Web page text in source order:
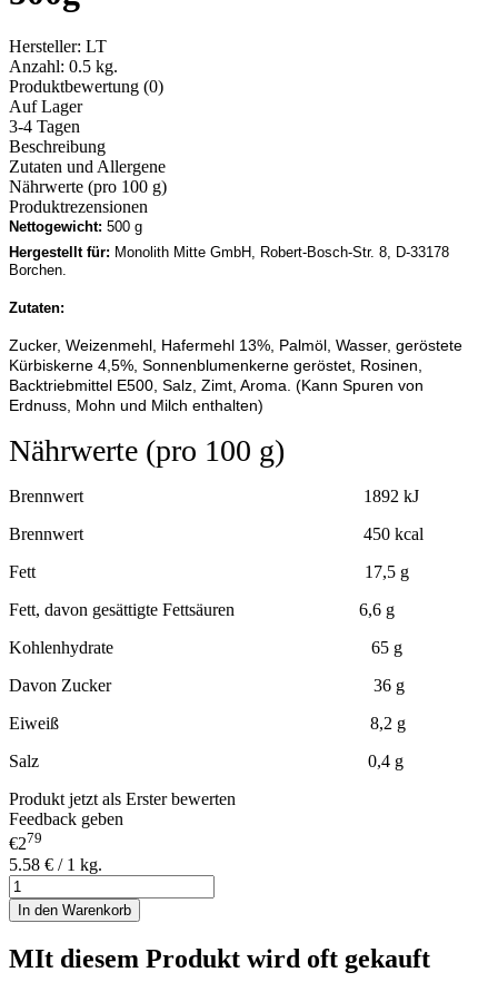
Hersteller: LT
Anzahl: 0.5 kg.
Produktbewertung (0)
Auf Lager
3-4 Tagen
Beschreibung
Zutaten und Allergene
Nährwerte (pro 100 g)
Produktrezensionen
Nettogewicht: 500 g
Hergestellt für: Monolith Mitte GmbH, Robert-Bosch-Str. 8, D-33178
Borchen.
Zutaten:
Zucker, Weizenmehl, Hafermehl 13%, Palmöl, Wasser, geröstete
Kürbiskerne 4,5%, Sonnenblumenkerne geröstet, Rosinen,
Backtriebmittel E500, Salz, Zimt, Aroma. (Kann Spuren von
Erdnuss, Mohn und Milch enthalten)
Nährwerte (pro 100 g)
Brennwert 1892 kJ
Brennwert 450 kcal
Fett 17,5 g
Fett, davon gesättigte Fettsäuren 6,6 g
Kohlenhydrate 65 g
Davon Zucker 36 g
Eiweiß 8,2 g
Salz 0,4 g
Produkt jetzt als Erster bewerten
Feedback geben
€279
5.58 € / 1 kg.
In den Warenkorb
MIt diesem Produkt wird oft gekauft